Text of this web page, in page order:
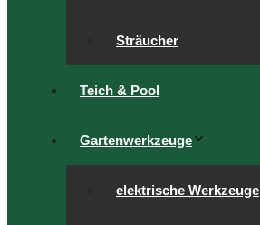
Sträucher
Teich & Pool
Gartenwerkzeuge
elektrische Werkzeuge